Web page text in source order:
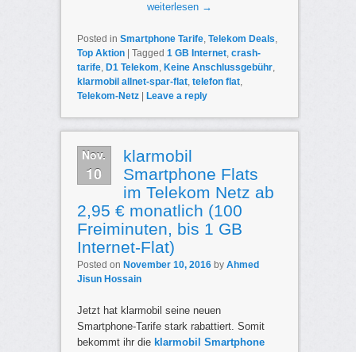
weiterlesen →
Posted in Smartphone Tarife, Telekom Deals,
Top Aktion
Tagged 1 GB Internet, crash-
tarife, D1 Telekom, Keine Anschlussgebühr,
klarmobil allnet-spar-flat, telefon flat,
Telekom-Netz
Leave a reply
Nov.
10
klarmobil
Smartphone Flats
im Telekom Netz ab
2,95 € monatlich (100
Freiminuten, bis 1 GB
Internet-Flat)
Posted on November 10, 2016 by Ahmed
Jisun Hossain
Jetzt hat klarmobil seine neuen
Smartphone-Tarife stark rabattiert. Somit
bekommt ihr die klarmobil Smartphone